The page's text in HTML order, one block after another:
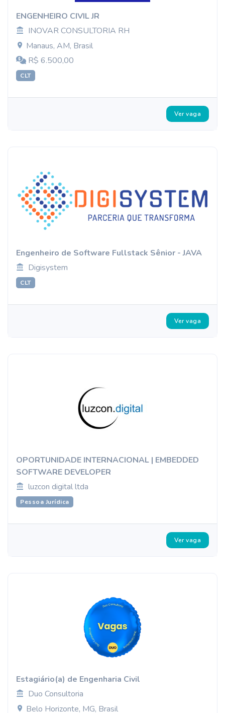
ENGENHEIRO CIVIL JR
INOVAR CONSULTORIA RH
Manaus, AM, Brasil
R$ 6.500,00
CLT
Ver vaga
Engenheiro de Software Fullstack Sênior - JAVA
Digisystem
CLT
Ver vaga
OPORTUNIDADE INTERNACIONAL | EMBEDDED
SOFTWARE DEVELOPER
luzcon digital ltda
Pessoa Jurídica
Ver vaga
Estagiário(a) de Engenharia Civil
Duo Consultoria
Belo Horizonte, MG, Brasil